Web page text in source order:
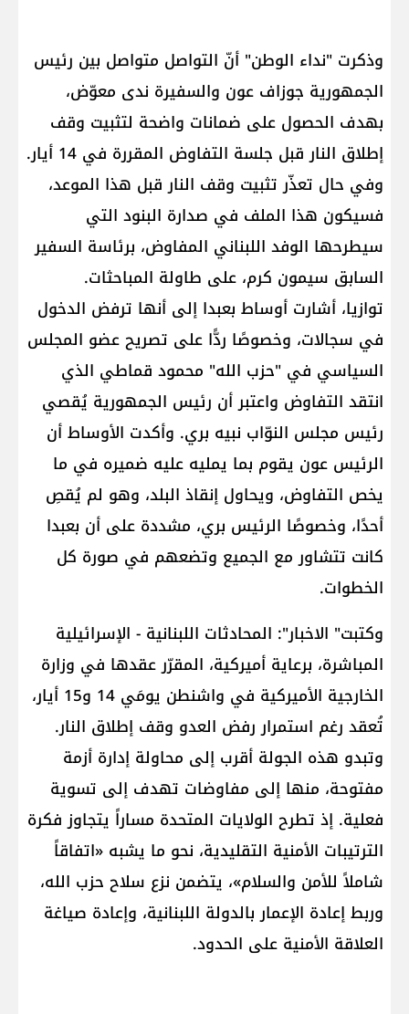
وذكرت "نداء الوطن" أنّ التواصل متواصل بين رئيس
الجمهورية جوزاف عون والسفيرة ندى معوّض،
بهدف الحصول على ضمانات واضحة لتثبيت وقف
إطلاق النار قبل جلسة التفاوض المقررة في 14 أيار.
وفي حال تعذّر تثبيت وقف النار قبل هذا الموعد،
فسيكون هذا الملف في صدارة البنود التي
سيطرحها الوفد اللبناني المفاوض، برئاسة السفير
السابق سيمون كرم، على طاولة المباحثات.
توازيا، أشارت أوساط بعبدا إلى أنها ترفض الدخول
في سجالات، وخصوصًا ردًّا على تصريح عضو المجلس
السياسي في "حزب الله" محمود قماطي الذي
انتقد التفاوض واعتبر أن رئيس الجمهورية يُقصي
رئيس مجلس النوّاب نبيه بري. وأكدت الأوساط أن
الرئيس عون يقوم بما يمليه عليه ضميره في ما
يخص التفاوض، ويحاول إنقاذ البلد، وهو لم يُقصِ
أحدًا، وخصوصًا الرئيس بري، مشددة على أن بعبدا
كانت تتشاور مع الجميع وتضعهم في صورة كل
الخطوات.
وكتبت" الاخبار": المحادثات اللبنانية - الإسرائيلية
المباشرة، برعاية أميركية، المقرّر عقدها في وزارة
الخارجية الأميركية في واشنطن يومَي 14 و15 أيار،
تُعقد رغم استمرار رفض العدو وقف إطلاق النار.
وتبدو هذه الجولة أقرب إلى محاولة إدارة أزمة
مفتوحة، منها إلى مفاوضات تهدف إلى تسوية
فعلية. إذ تطرح الولايات المتحدة مساراً يتجاوز فكرة
الترتيبات الأمنية التقليدية، نحو ما يشبه «اتفاقاً
شاملاً للأمن والسلام»، يتضمن نزع سلاح حزب الله،
وربط إعادة الإعمار بالدولة اللبنانية، وإعادة صياغة
العلاقة الأمنية على الحدود.